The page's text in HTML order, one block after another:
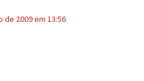
2009 em 13:56